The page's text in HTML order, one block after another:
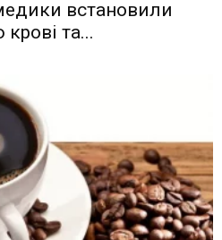
встановили
та...